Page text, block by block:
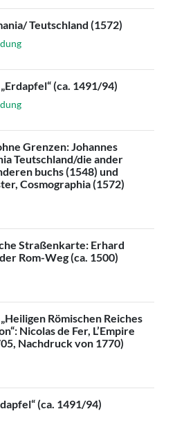
Teutschland (1572)
(ca. 1491/94)
Grenzen: Johannes
Teutschland/die ander
buchs (1548) und
Cosmographia (1572)
Straßenkarte: Erhard
Rom-Weg (ca. 1500)
Römischen Reiches
Nicolas de Fer, L’Empire
Nachdruck von 1770)
(ca. 1491/94)